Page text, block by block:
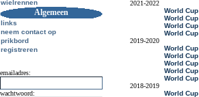
wielrennen
Algemeen
links
neem contact op
prikbord
registreren
emailadres:
wachtwoord:
2021-2022
World Cup
World Cup
World Cup
World Cup
2019-2020
World Cup
World Cup
World Cup
World Cup
World Cup
2018-2019
World Cup